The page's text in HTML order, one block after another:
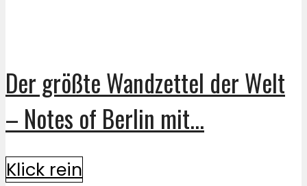
Der größte Wandzettel der Welt
– Notes of Berlin mit...
Klick rein